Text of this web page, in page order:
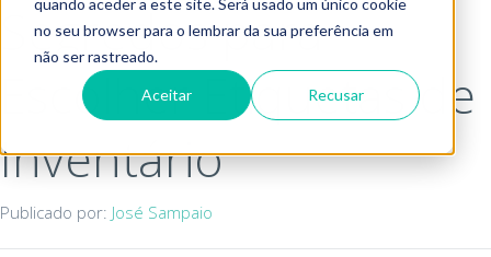
no seu browser para o lembrar da sua preferência em
não ser rastreado.
Aceitar Recusar
Segredos para
Escolher Etiquetas de
Inventário
Publicado por: José Sampaio